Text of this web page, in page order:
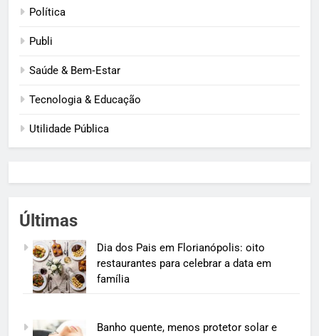
Política
Publi
Saúde & Bem‑Estar
Tecnologia & Educação
Utilidade Pública
Últimas
Dia dos Pais em Florianópolis: oito
restaurantes para celebrar a data em
família
Banho quente, menos protetor solar e